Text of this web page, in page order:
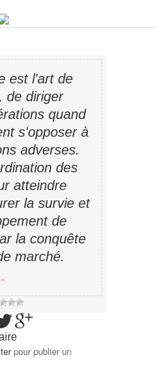
est l'art de
de diriger
quand
s'opposer à
adverses.
des
atteindre
la survie et
de
la conquête
marché.
−
pour publier un